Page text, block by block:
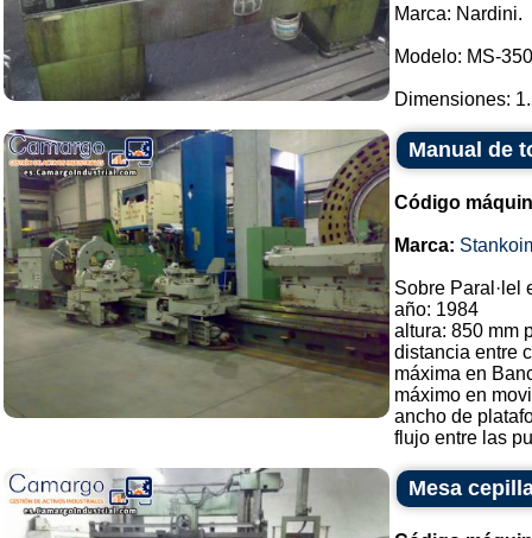
Marca: Nardini.
Modelo: MS-
Dimensiones:
Manual de
Código
Marca:
Sobre Paral·lel
año: 1984
altura: 850 mm
distancia entre
máxima en
máximo en
ancho de
flujo entre las
Mesa